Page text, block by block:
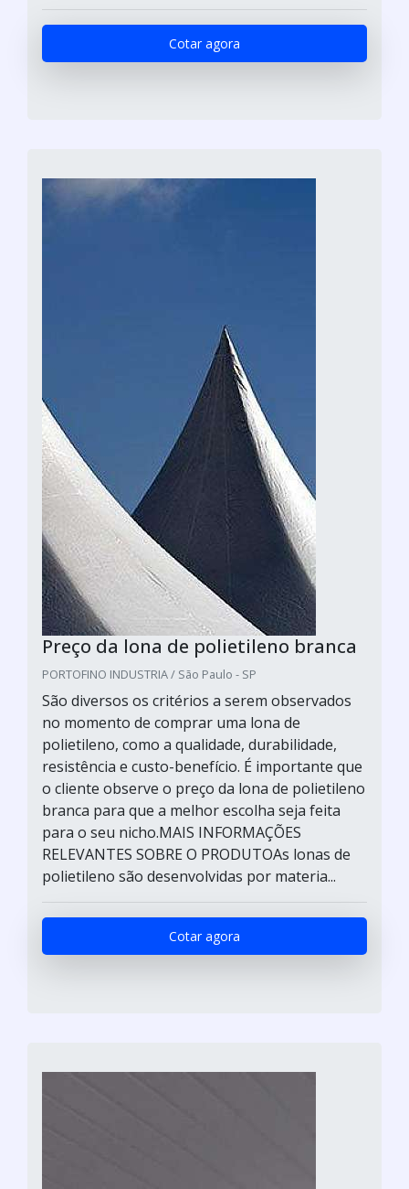
Cotar agora
Preço da lona de polietileno branca
PORTOFINO INDUSTRIA / São Paulo - SP
São diversos os critérios a serem observados
no momento de comprar uma lona de
polietileno, como a qualidade, durabilidade,
resistência e custo-benefício. É importante que
o cliente observe o preço da lona de polietileno
branca para que a melhor escolha seja feita
para o seu nicho.MAIS INFORMAÇÕES
RELEVANTES SOBRE O PRODUTOAs lonas de
polietileno são desenvolvidas por materia...
Cotar agora